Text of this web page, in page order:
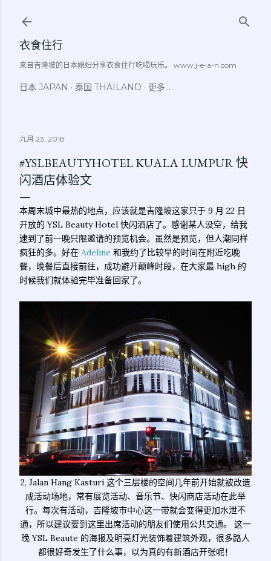
衣食住行
来自吉隆坡的日本媳妇分享衣食住行吃喝玩乐。 www.j-e-a-n.com
日本 JAPAN 泰国 THAILAND 更多…
九月 23, 2018
#YSLBEAUTYHOTEL KUALA LUMPUR 快
闪酒店体验文
本周末城中最热的地点，应该就是吉隆坡这家只于 9 月 22 日
开放的 YSL Beauty Hotel 快闪酒店了。感谢某人没空，给我
逮到了前一晚只限邀请的预览机会。虽然是预览，但人潮同样
疯狂的多。好在 Adeline 和我约了比较早的时间在附近吃晚
餐，晚餐后直接前往，成功避开颠峰时段，在大家最 high 的
时候我们就体验完毕准备回家了。
2, Jalan Hang Kasturi 这个三层楼的空间几年前开始就被改造
成活动场地，常有展览活动、音乐节、快闪商店活动在此举
行。每次有活动，吉隆坡市中心这一带就会变得更加水泄不
通，所以建议要到这里出席活动的朋友们使用公共交通。 这一
晚 YSL Beaute 的海报及明亮灯光装饰着建筑外观，很多路人
都很好奇发生了什么事，以为真的有新酒店开张呢！